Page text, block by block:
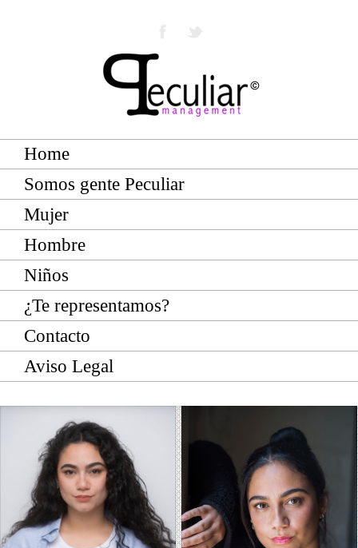
Home
Somos gente Peculiar
Mujer
Hombre
Niños
¿Te representamos?
Contacto
Aviso Legal